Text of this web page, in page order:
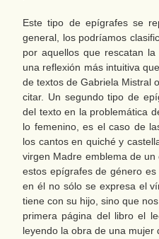
Este tipo de epígrafes se
general, los podríamos
por aquellos que rescatan
una reflexión más intuitiva
de textos de Gabriela Mistral
citar. Un segundo tipo de
del texto en la problemática
lo femenino, es el caso de
los cantos en quiché y
virgen Madre emblema de un
estos epígrafes de género
en él no sólo se expresa el
tiene con su hijo, sino que
primera página del libro el
leyendo la obra de una